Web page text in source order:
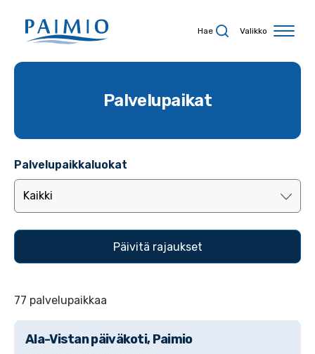
Hae Valikko
Palvelupaikat
Palvelupaikkaluokat
77 palvelupaikkaa
Ala-Vistan päiväkoti, Paimio